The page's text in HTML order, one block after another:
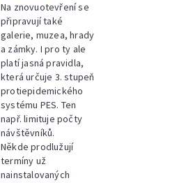
Na znovuotevření se
připravují také
galerie, muzea, hrady
a zámky. I pro ty ale
platí jasná pravidla,
která určuje 3. stupeň
protiepidemického
systému PES. Ten
např. limituje počty
návštěvníků.
Někde prodlužují
termíny už
nainstalovaných